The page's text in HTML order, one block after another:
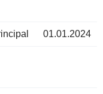
01.01.2024